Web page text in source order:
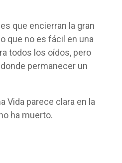
que encierran la gran
que no es fácil en una
todos los oídos, pero
permanecer un
Vida parece clara en la
ha muerto.